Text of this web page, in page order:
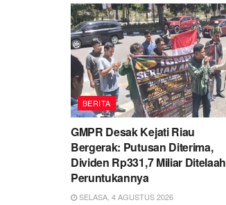
BERITA
GMPR Desak Kejati Riau
Bergerak: Putusan Diterima,
Dividen Rp331,7 Miliar Ditelaah
Peruntukannya
SELASA, 4 AGUSTUS 2026